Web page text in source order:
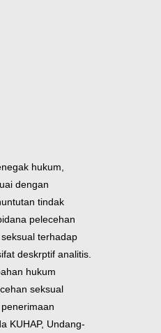
hukum,
dengan
tindak
pelecehan
terhadap
deskrptif analitis.
hukum
seksual
KUHAP, Undang-